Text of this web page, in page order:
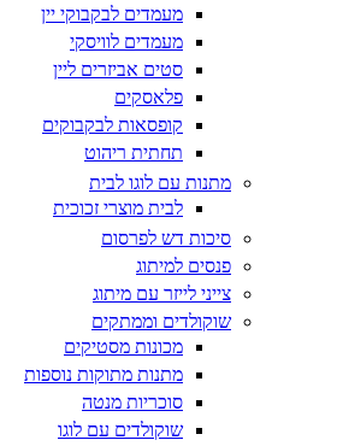
מעמדים לבקבוקי יין
מעמדים לוויסקי
סטים אביזרים ליין
פלאסקים
קופסאות לבקבוקים
תחתית ריהוט
מתנות עם לוגו לבית
לבית מוצרי זכוכית
סיכות דש לפרסום
פנסים למיתוג
צייני לייזר עם מיתוג
שוקולדים וממתקים
מכונות מסטיקים
מתנות מתוקות נוספות
סוכריות מנטה
שוקולדים עם לוגו